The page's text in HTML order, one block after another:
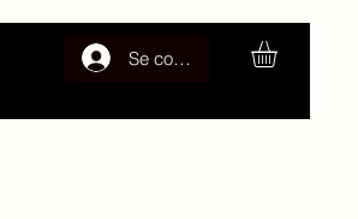
Se connecter